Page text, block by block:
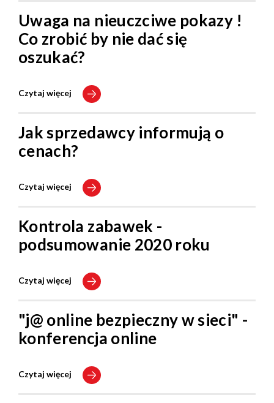
Uwaga na nieuczciwe pokazy !
Co zrobić by nie dać się
oszukać?
Czytaj więcej
Jak sprzedawcy informują o
cenach?
Czytaj więcej
Kontrola zabawek -
podsumowanie 2020 roku
Czytaj więcej
"j@ online bezpieczny w sieci" -
konferencja online
Czytaj więcej